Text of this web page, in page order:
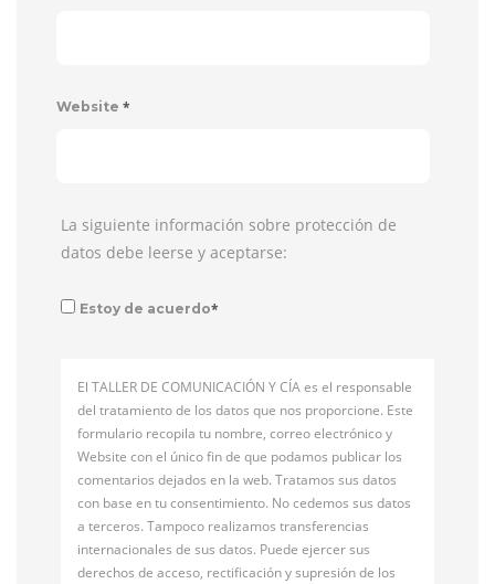
Website *
La siguiente información sobre protección de
datos debe leerse y aceptarse:
Estoy de acuerdo*
El TALLER DE COMUNICACIÓN Y CÍA es el responsable
del tratamiento de los datos que nos proporcione. Este
formulario recopila tu nombre, correo electrónico y
Website con el único fin de que podamos publicar los
comentarios dejados en la web. Tratamos sus datos
con base en tu consentimiento. No cedemos sus datos
a terceros. Tampoco realizamos transferencias
internacionales de sus datos. Puede ejercer sus
derechos de acceso, rectificación y supresión de los